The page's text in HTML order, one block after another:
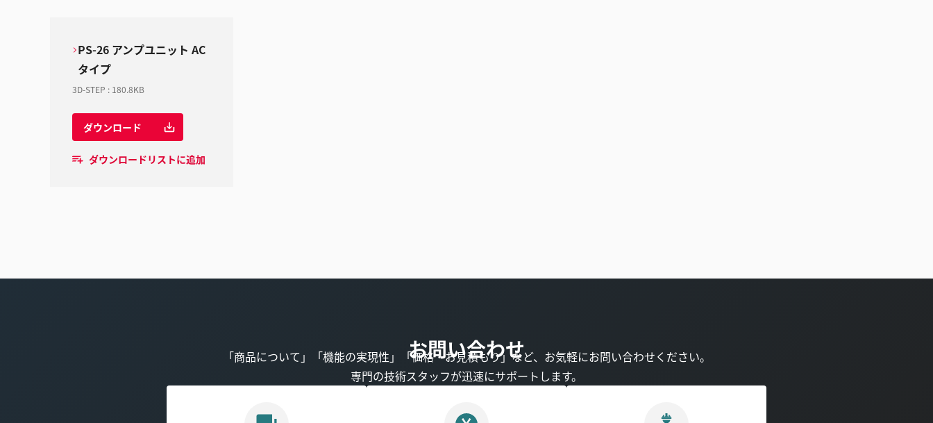
PS-26 アンプユニット AC
タイプ
3D-STEP : 180.8KB
ダウンロード
ダウンロードリストに追加
お問い合わせ
「商品について」「機能の実現性」「価格・お見積もり」など、お気軽にお問い合わせください。
専門の技術スタッフが迅速にサポートします。